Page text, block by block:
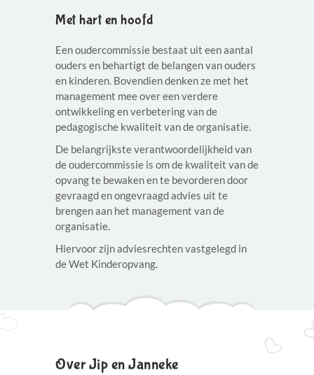
Met hart en hoofd
Een oudercommissie bestaat uit een aantal
ouders en behartigt de belangen van ouders
en kinderen. Bovendien denken ze met het
management mee over een verdere
ontwikkeling en verbetering van de
pedagogische kwaliteit van de organisatie.
De belangrijkste verantwoordelijkheid van
de oudercommissie is om de kwaliteit van de
opvang te bewaken en te bevorderen door
gevraagd en ongevraagd advies uit te
brengen aan het management van de
organisatie.
Hiervoor zijn adviesrechten vastgelegd in
de Wet Kinderopvang.
Over Jip en Janneke